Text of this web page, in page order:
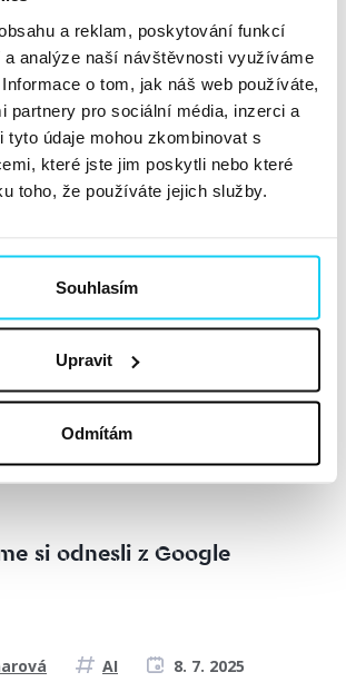
a reklam, poskytování funkcí
analýze naší návštěvnosti využíváme
o tom, jak náš web používáte,
partnery pro sociální média, inzerci a
tyto údaje mohou zkombinovat s
které jste jim poskytli nebo které
toho, že používáte jejich služby.
Souhlasím
Upravit
Odmítám
Vlastně neskončilo....
YouTube Unboxed
let od založení jedné z největších
Například v Česku ji využívá 8,5
Holešovickém Doxu v září sešli
klientů i content...Číst dále »
si odnesli z Google
AI 8. 7. 2025